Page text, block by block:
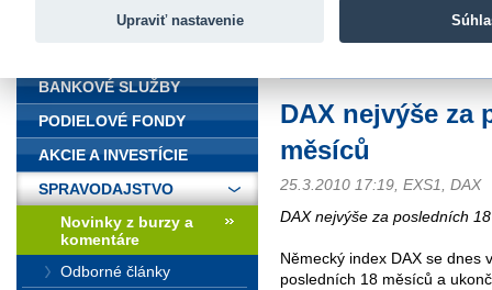
DAX nejvýše za
měsíců
25.3.2010 17:19, EXS1, DAX
DAX nejvýše za posledních
Německý index DAX se dnes
posledních 18 měsíců a
BANKOVÉ SLUŽBY
PODIELOVÉ FONDY
AKCIE A INVESTÍCIE
SPRAVODAJSTVO
Novinky z burzy a
komentáre
Odborné články
Upraviť nastavenie